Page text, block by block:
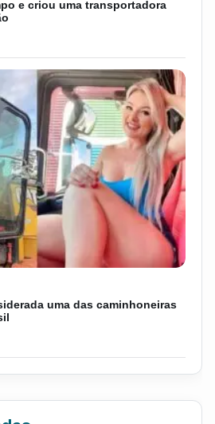
e criou uma transportadora
uma das caminhoneiras